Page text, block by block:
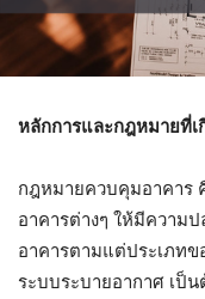
หลักการและกฎหมายที่
กฎหมายควบคุมอาคาร
อาคารต่างๆ ให้มีความ
อาคารตามแต่ประเภท
ระบบระบายอากาศ เป็